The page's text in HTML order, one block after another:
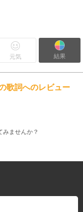
元気 結果
歌詞へのレビュー
みませんか？